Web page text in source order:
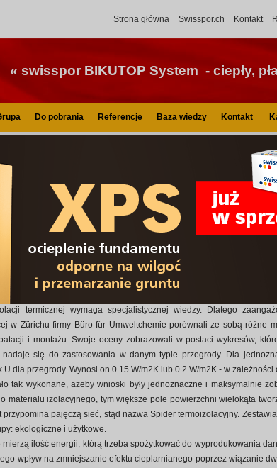
Strona główna Swisspor.ch Kontakt
« swisspor BIKUTOP System - ciepły,
Do pobrania Referencje Baza wiedzy Kontakt
spider
izolację termiczną
termoizolacyjny jest najlepszy dla Twojego domu? Dzięki pracy
Poznaj Spider termoizolacyjny - najlepszy poradnik doboru
termicznej wymaga specjalistycznej wiedzy. Dlatego
w Zürichu firmy Büro für Umweltchemie porównali ze sobą różne
i montażu. Swoje oceny zobrazowali w postaci wykresów,
nadaje się do zastosowania w danym typie przegrody. Dla
U dla przegrody. Wynosi on 0.15 W/m2K lub 0.2 W/m2K - w
tak wykonane, ażeby wnioski były jednoznaczne i maksymalnie
materiału izolacyjnego, tym większe pole powierzchni wielokąta
przypomina pajęczą sieć, stąd nazwa Spider termoizolacyjny.
ekologiczne i użytkowe.
ilość energii, którą trzeba spożytkować do wyprodukowania
wpływ na zmniejszanie efektu cieplarnianego poprzez wiązanie